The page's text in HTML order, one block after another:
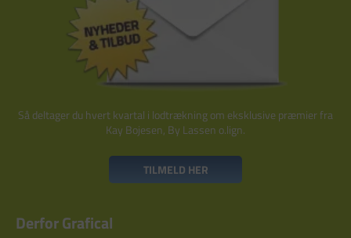
Så deltager du hvert kvartal i lodtrækning om eksklusive præmier fra
Kay Bojesen, By Lassen o.lign.
TILMELD HER
Derfor Grafical